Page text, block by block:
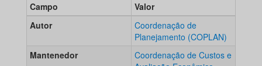
Campo
Valor
Autor
Coordenação de
Planejamento (COPLAN)
Mantenedor
Coordenação de Custos e